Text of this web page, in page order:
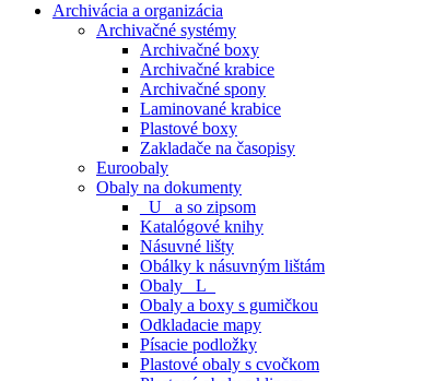
Archivácia a organizácia
Archivačné systémy
Archivačné boxy
Archivačné krabice
Archivačné spony
Laminované krabice
Plastové boxy
Zakladače na časopisy
Euroobaly
Obaly na dokumenty
_U_ a so zipsom
Katalógové knihy
Násuvné lišty
Obálky k násuvným lištám
Obaly _L_
Obaly a boxy s gumičkou
Odkladacie mapy
Písacie podložky
Plastové obaly s cvočkom